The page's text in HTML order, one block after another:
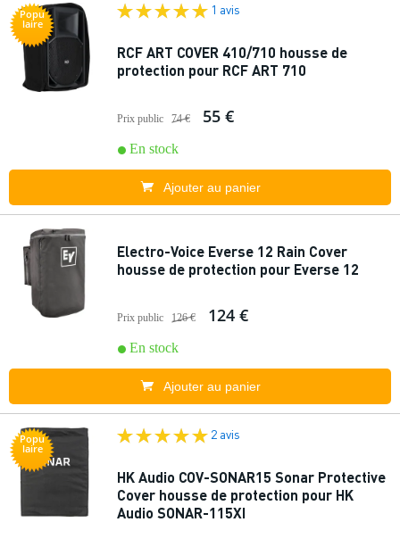
Popu
laire
1 avis
RCF ART COVER 410/710 housse de
protection pour RCF ART 710
Prix public 74 € 55 €
En stock
Ajouter au panier
Electro-Voice Everse 12 Rain Cover
housse de protection pour Everse 12
Prix public 126 € 124 €
En stock
Ajouter au panier
Popu
laire
2 avis
HK Audio COV-SONAR15 Sonar Protective
Cover housse de protection pour HK
Audio SONAR-115XI